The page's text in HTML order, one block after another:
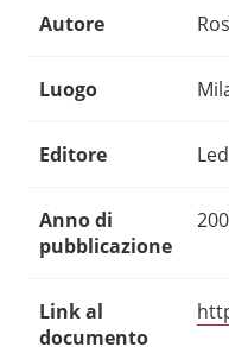
Autore
Luogo
Editore
Anno di
pubblicazione
Link al
documento